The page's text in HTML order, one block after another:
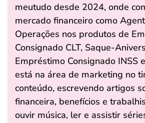
meutudo desde 2024, onde
mercado financeiro como
Operações nos produtos de
Consignado CLT, Saque-
Empréstimo Consignado INSS
está na área de marketing no
conteúdo, escrevendo artigos
financeira, benefícios e
ouvir música, ler e assistir